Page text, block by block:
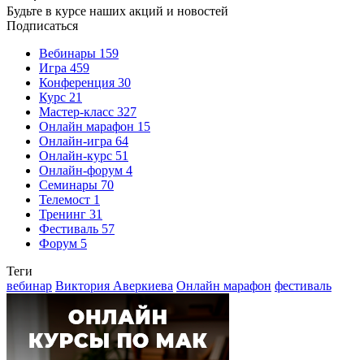
Будьте в курсе наших акций и новостей
Подписаться
Вебинары 159
Игра 459
Конференция 30
Курс 21
Мастер-класс 327
Онлайн марафон 15
Онлайн-игра 64
Онлайн-курс 51
Онлайн-форум 4
Семинары 70
Телемост 1
Тренинг 31
Фестиваль 57
Форум 5
Теги
вебинар Виктория Аверкиева Онлайн марафон фестиваль